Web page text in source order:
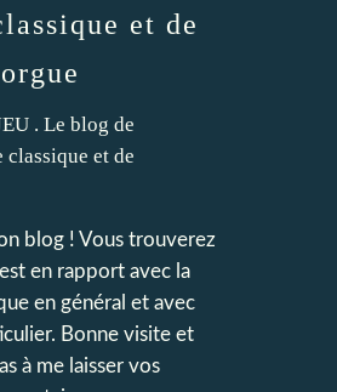
et de
blog ! Vous trouverez
en rapport avec la
en général et avec
Bonne visite et
à me laisser vos